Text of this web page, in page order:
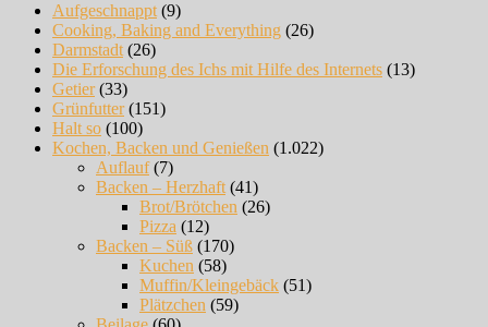
Aufgeschnappt (9)
Cooking, Baking and Everything (26)
Darmstadt (26)
Die Erforschung des Ichs mit Hilfe des Internets (13)
Getier(33)
Grünfutter(151)
Halt so (100)
Kochen, Backen und Genießen (1.022)
Auflauf(7)
Backen – Herzhaft (41)
Brot/Brötchen (26)
Pizza (12)
Backen – Süß (170)
Kuchen (58)
Muffin/Kleingebäck (51)
Plätzchen (59)